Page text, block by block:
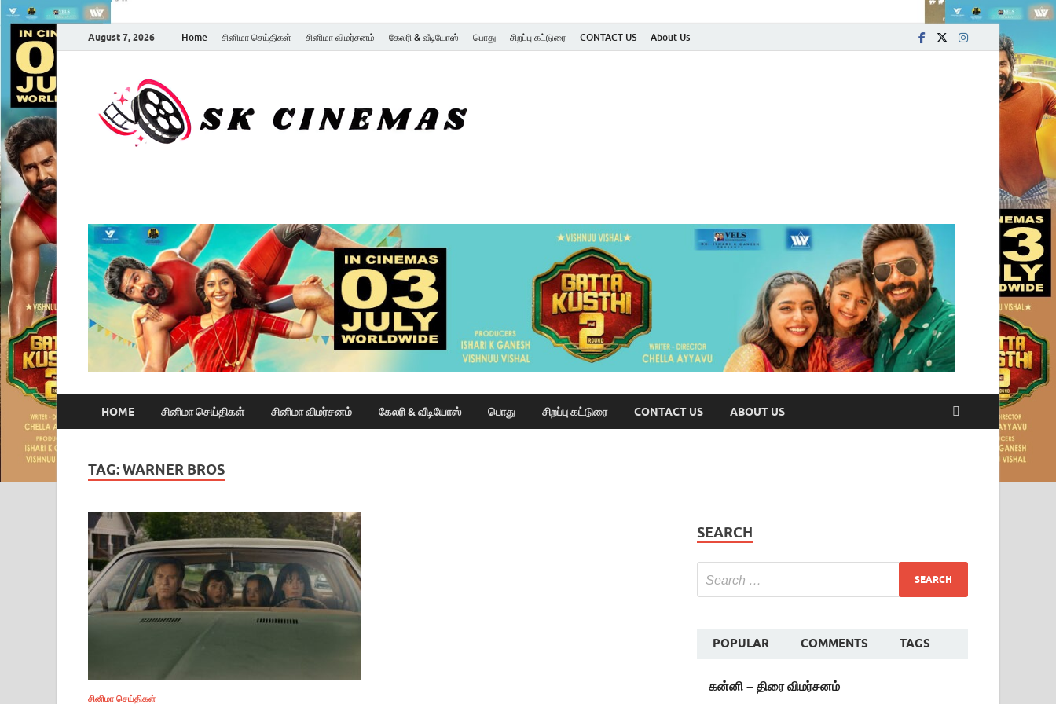
August 7, 2026 Home சினிமா செய்திகள் சினிமா விமர்சனம் கேலரி & வீடியோஸ் பொது சிறப்பு கட்டுரை CONTACT US About Us
HOME சினிமா செய்திகள் சினிமா விமர்சனம் கேலரி & வீடியோஸ் பொது சிறப்பு கட்டுரை CONTACT US ABOUT US
TAG:WARNER BROS
சினிமா செய்திகள்
SEARCH
POPULAR COMMENTS TAGS
கன்னி – திரை விமர்சனம்